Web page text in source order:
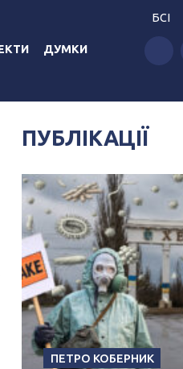
ДУМКИ
БСІ
ПУБЛІКАЦІЇ
ПЕТРО КОБЕРНИК